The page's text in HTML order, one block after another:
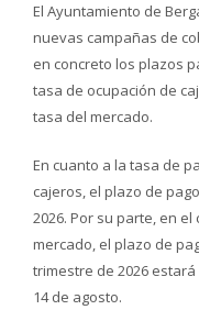
El Ayuntamiento de
nuevas campañas de
en concreto los plazos
tasa de ocupación de
tasa del mercado.
En cuanto a la tasa de
cajeros, el plazo de
2026. Por su parte, en
mercado, el plazo de
trimestre de 2026
14 de agosto.